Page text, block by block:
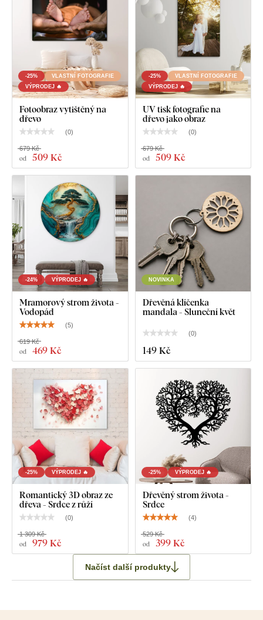
-25%
VLASTNÍ FOTOGRAFIE
VÝPRODEJ 🔥
Fotoobraz vytištěný na
dřevo
(0)
od 509 Kč
679 Kč
-25%
VLASTNÍ FOTOGRAFIE
VÝPRODEJ 🔥
UV tisk fotografie na
dřevo jako obraz
(0)
od 509 Kč
679 Kč
-24% VÝPRODEJ 🔥
Mramorový strom života -
Vodopád
(5)
od 469 Kč
619 Kč
NOVINKA
Dřevěná klíčenka
mandala - Sluneční květ
(0)
149 Kč
-25% VÝPRODEJ 🔥
Romantický 3D obraz ze
dřeva - Srdce z růží
(0)
od 979 Kč
1 309 Kč
-25% VÝPRODEJ 🔥
Dřevěný strom života -
Srdce
(4)
od 399 Kč
529 Kč
Načíst další produkty